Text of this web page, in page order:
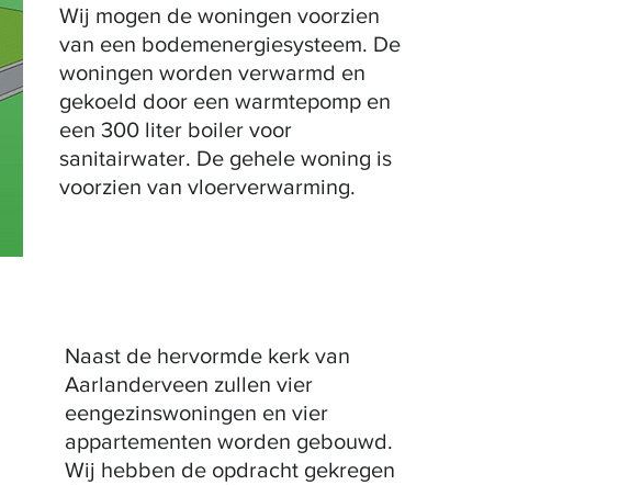
Wij mogen de woningen voorzien
van een bodemenergiesysteem. De
woningen worden verwarmd en
gekoeld door een warmtepomp en
een 300 liter boiler voor
sanitairwater. De gehele woning is
voorzien van vloerverwarming.
Naast de hervormde kerk van
Aarlanderveen zullen vier
eengezinswoningen en vier
appartementen worden gebouwd.
Wij hebben de opdracht gekregen